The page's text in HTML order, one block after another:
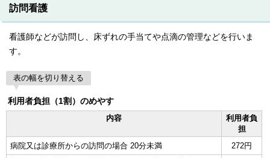
訪問看護
看護師などが訪問し、床ずれの手当てや点滴の管理などを行いま
す。
表の幅を切り替える
利用者負担（1割）のめやす
内容
利用者負
担
病院又は診療所からの訪問の場合 20分未満
272円